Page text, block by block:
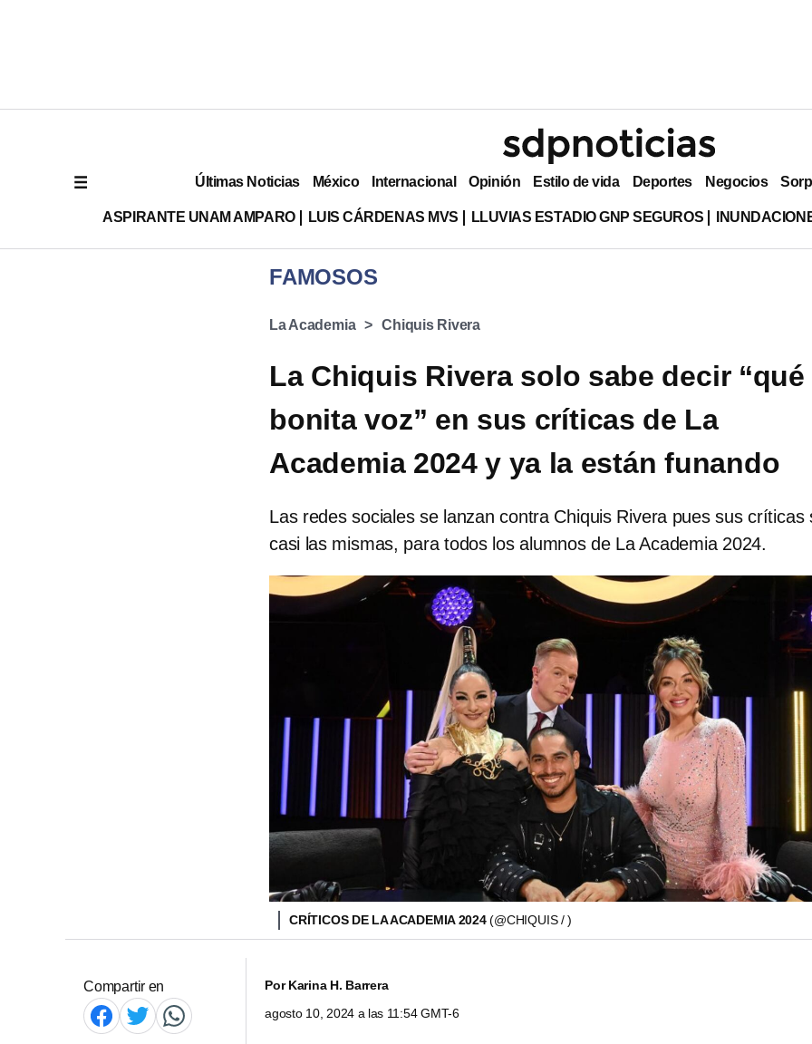
Últimas Noticias México Internacional Opinión Estilo de vida Deportes Negocios
ASPIRANTE UNAM AMPARO LUIS CÁRDENAS MVS LLUVIAS ESTADIO GNP SEGUROS
FAMOSOS
La Academia Chiquis Rivera
La Chiquis Rivera solo sabe decir “qué
bonita voz” en sus críticas de La
Academia 2024 y ya la están funando
Las redes sociales se lanzan contra Chiquis Rivera pues sus críticas
casi las mismas, para todos los alumnos de La Academia 2024.
CRÍTICOS DE LA ACADEMIA 2024(@CHIQUIS / )
Compartir en PorKarina H. Barrera
agosto 10, 2024 a las 11:54 GMT-6